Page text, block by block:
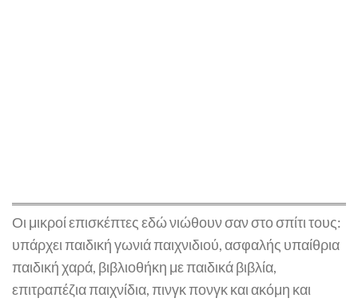
Οι μικροί επισκέπτες εδώ νιώθουν σαν στο σπίτι τους:
υπάρχει παιδική γωνιά παιχνιδιού, ασφαλής υπαίθρια
παιδική χαρά, βιβλιοθήκη με παιδικά βιβλία,
επιτραπέζια παιχνίδια, πινγκ πονγκ και ακόμη και